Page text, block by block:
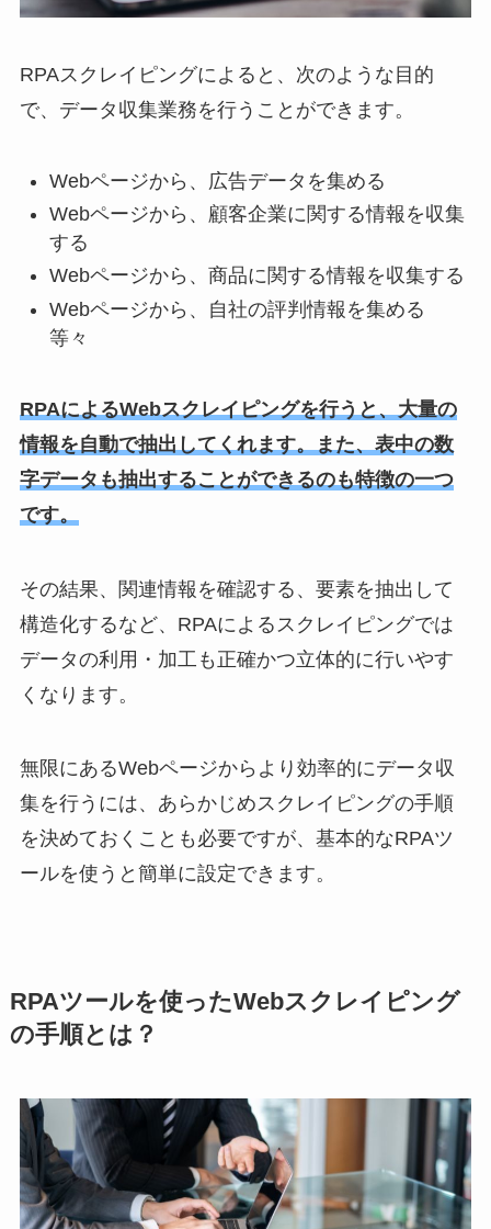
RPAスクレイピングによると、次のような目的
で、データ収集業務を行うことができます。
Webページから、広告データを集める
Webページから、顧客企業に関する情報を収集
する
Webページから、商品に関する情報を収集する
Webページから、自社の評判情報を集める
等々
RPAによるWebスクレイピングを行うと、大量の
情報を自動で抽出してくれます。また、表中の数
字データも抽出することができるのも特徴の一つ
です。
その結果、関連情報を確認する、要素を抽出して
構造化するなど、RPAによるスクレイピングでは
データの利用・加工も正確かつ立体的に行いやす
くなります。
無限にあるWebページからより効率的にデータ収
集を行うには、あらかじめスクレイピングの手順
を決めておくことも必要ですが、基本的なRPAツ
ールを使うと簡単に設定できます。
RPAツールを使ったWebスクレイピング
の手順とは？